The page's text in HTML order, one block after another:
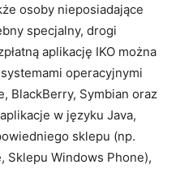
osoby nieposiadające
specjalny, drogi
aplikację IKO można
operacyjnymi
BlackBerry, Symbian oraz
w języku Java,
sklepu (np.
Sklepu Windows Phone),